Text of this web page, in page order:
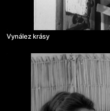
Vynález krásy